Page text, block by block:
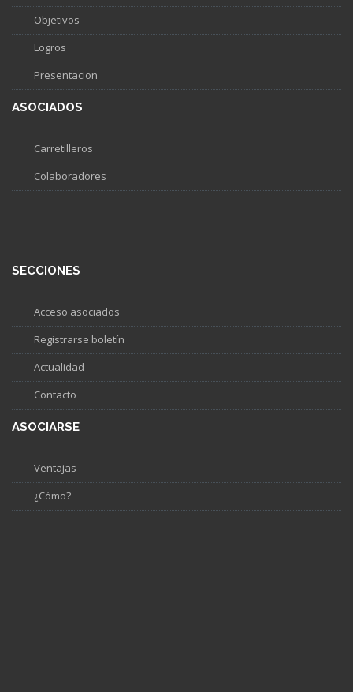
Objetivos
Logros
Presentacion
ASOCIADOS
Carretilleros
Colaboradores
SECCIONES
Acceso asociados
Registrarse boletín
Actualidad
Contacto
ASOCIARSE
Ventajas
¿Cómo?